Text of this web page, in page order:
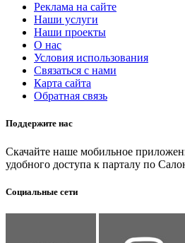
Реклама на сайте
Наши услуги
Наши проекты
О нас
Условия использования
Связаться с нами
Карта сайта
Обратная связь
Поддержите нас
Скачайте наше мобильное
удобного доступа к парталу по
Социальные сети